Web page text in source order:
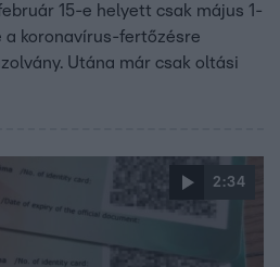
15-e helyett csak május 1-
koronavírus-fertőzésre
Utána már csak oltási
2:34